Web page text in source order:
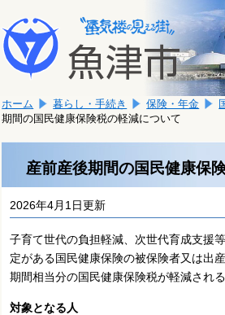
文
へ
移
ま
す。
こ
か
文
で
す。
ホーム 暮らし・手続き 保険・年金
期間の国民健康保険税の軽減について
産前産後期間の国民健康保
2026年4月1日更新
子育て世代の負担軽減、次世代育成支援
定がある国民健康保険の被保険者又は出
期間相当分の国民健康保険税が軽減される
対象となる人